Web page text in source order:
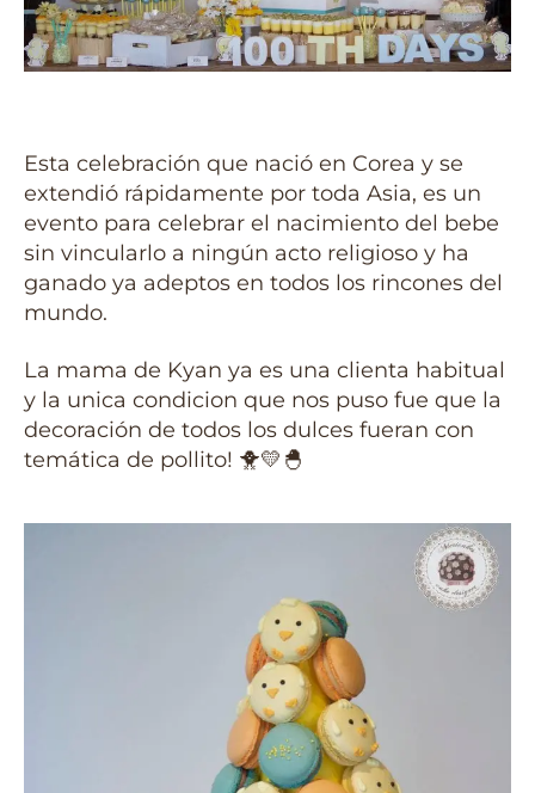
Esta celebración que nació en Corea y se
extendió rápidamente por toda Asia, es un
evento para celebrar el nacimiento del bebe
sin vincularlo a ningún acto religioso y ha
ganado ya adeptos en todos los rincones del
mundo.
La mama de Kyan ya es una clienta habitual
y la unica condicion que nos puso fue que la
decoración de todos los dulces fueran con
temática de pollito! 🐥💛🐣